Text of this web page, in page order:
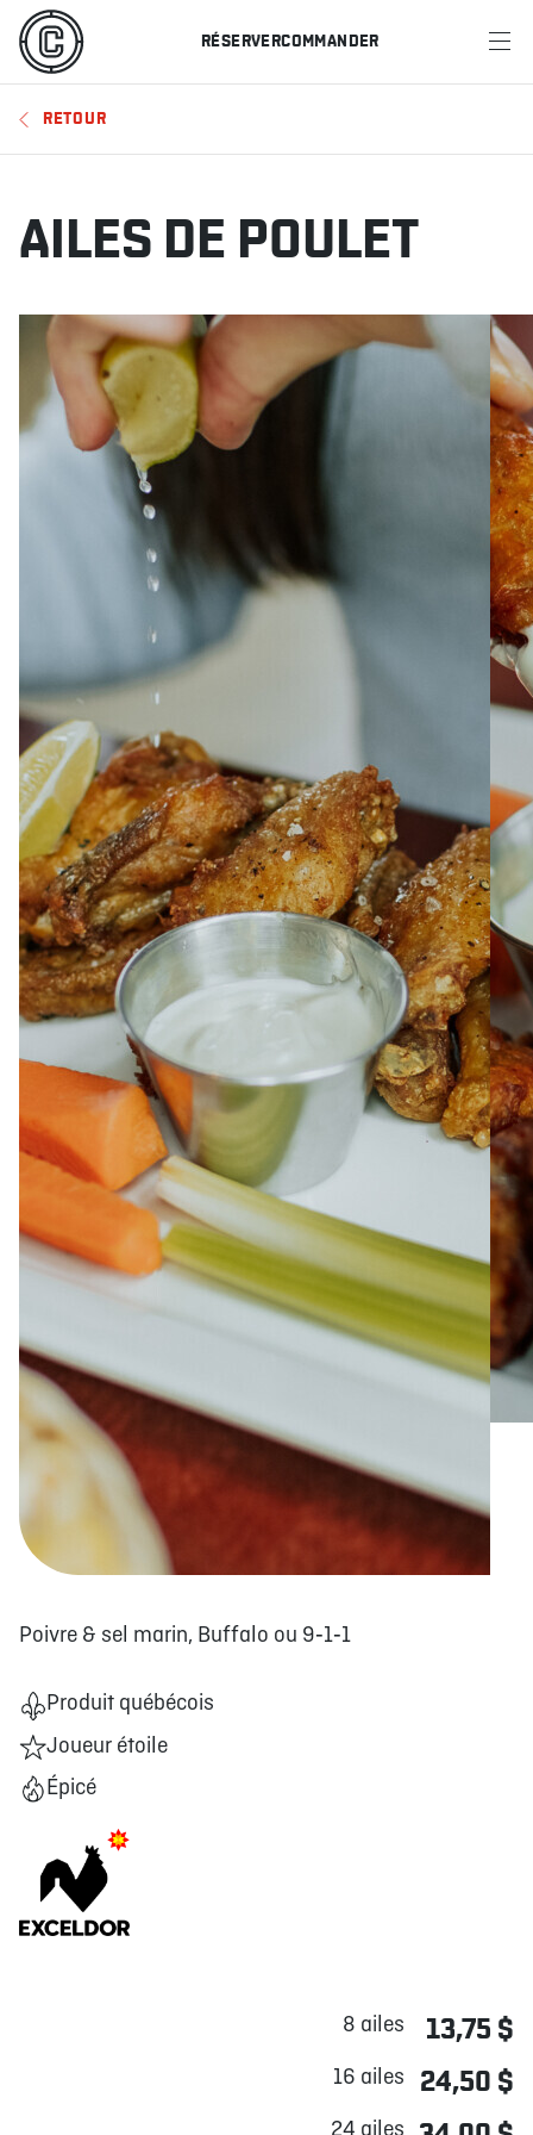
RÉSERVERCOMMANDER
MENU
RESTAURANTS
OFFRES ET PROMOTIONS
HORAIRE DES SPORTS
RÉSERVER
EN ÉPICERIE BOUTIQUE
TRAITEUR ÉVÉNEMENTIEL
DONNER VOTRE OPINION
RETOUR
AILES DE POULET
Poivre & sel marin, Buffalo ou 9‑1‑1
Produit québécois
Joueur étoile
Épicé
8 ailes 13,75 $
16 ailes 24,50 $